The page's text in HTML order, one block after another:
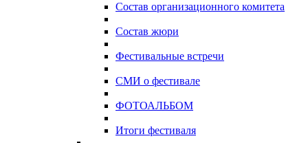
Состав организационного комитета
Состав жюри
Фестивальные встречи
СМИ о фестивале
ФОТОАЛЬБОМ
Итоги фестиваля